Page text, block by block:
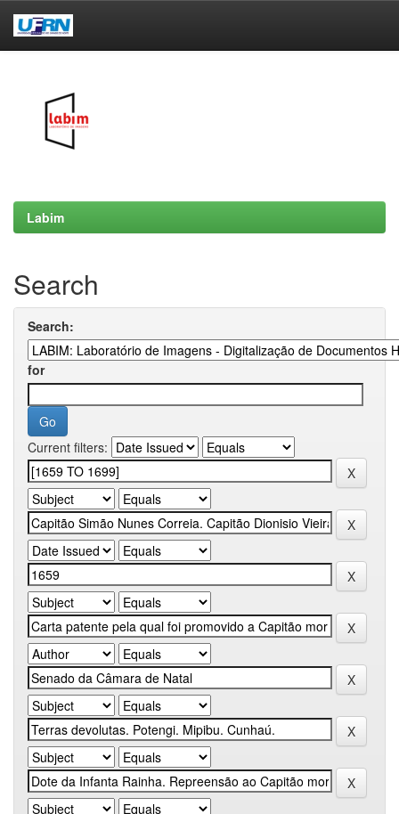
Labim
Search
Search:
for
Current filters: